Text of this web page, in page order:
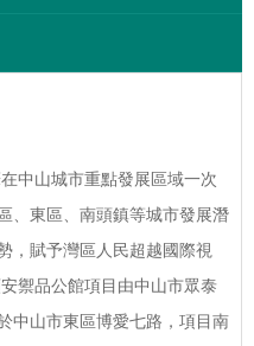
中山城市重點發展區域一次
、東區、南頭鎮等城市發展潛
，賦予灣區人民超越國際視
禦品公館項目由中山市眾泰
中山市東區博愛七路，項目南